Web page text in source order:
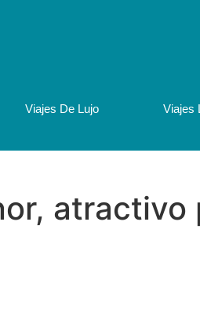
Viajes De Lujo Viajes
atractivo